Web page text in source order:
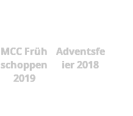
MCC Früh
schoppen
2019
Adventsfe
ier 2018